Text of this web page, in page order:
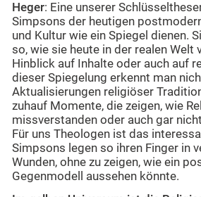
Heger: Eine unserer
Simpsons der heutigen
und Kultur wie ein Spiegel dienen.
so, wie sie heute in der realen
Hinblick auf Inhalte oder auch auf
dieser Spiegelung erkennt man
Aktualisierungen religiöser
zuhauf Momente, die zeigen, wie
missverstanden oder auch gar
Für uns Theologen ist das
Simpsons legen so ihren Finger in
Wunden, ohne zu zeigen, wie ein
Gegenmodell aussehen könnte.